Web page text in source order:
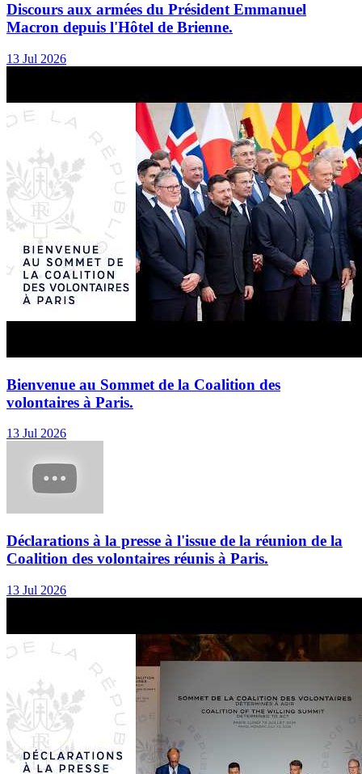
Discours aux armées du Président Emmanuel
Macron depuis l'Hôtel de Brienne.
13 Jul 2026
Bienvenue au Sommet de la Coalition des
volontaires à Paris.
13 Jul 2026
Déclarations à la presse à l'issue de la réunion de la
Coalition des volontaires réunis à Paris.
13 Jul 2026